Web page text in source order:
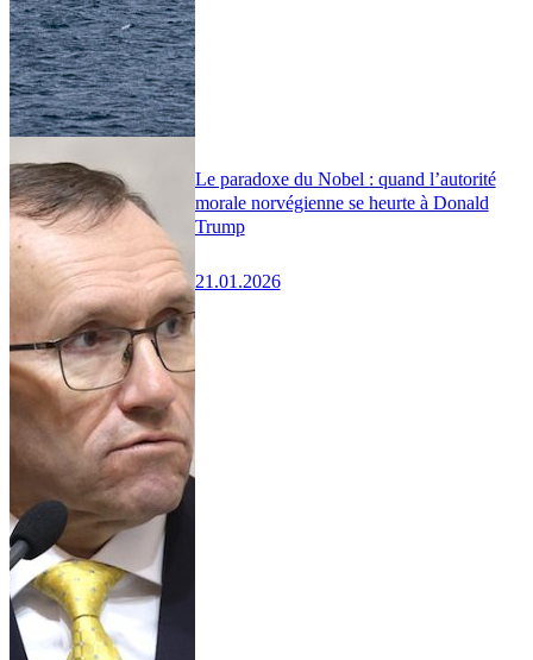
Le paradoxe du Nobel : quand l’autorité
morale norvégienne se heurte à Donald
Trump
21.01.2026